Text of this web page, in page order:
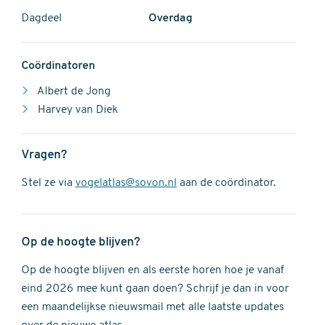
Dagdeel Overdag
Coördinatoren
Albert de Jong
Harvey van Diek
Vragen?
Stel ze via vogelatlas@sovon.nl aan de coördinator.
Op de hoogte blijven?
Op de hoogte blijven en als eerste horen hoe je vanaf
eind 2026 mee kunt gaan doen? Schrijf je dan in voor
een maandelijkse nieuwsmail met alle laatste updates